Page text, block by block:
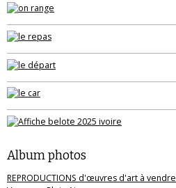
Album photos
REPRODUCTIONS d'œuvres d'art à vendre